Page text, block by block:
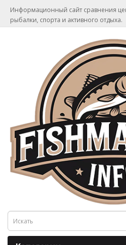
Информационный сайт сравнения
рыбалки, спорта и активного отдыха.